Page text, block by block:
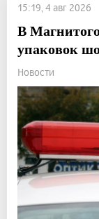
15:19, 4 авг 2026
В
упаковок
Новости